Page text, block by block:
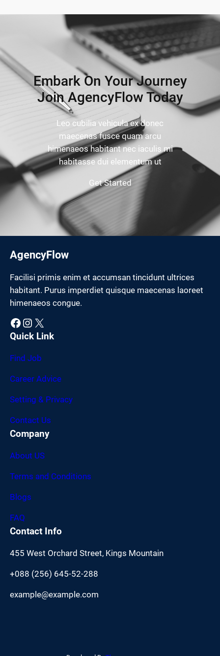
Embark On Your Journey
Join AgencyFlow Today
Leo cubilia vehicula ex donec
maecenas fusce quam arcu
himenaeos habitant nec iaculis mi
habitasse dui elementum ut
Get Started
AgencyFlow
Facilisi primis enim et accumsan tincidunt ultrices
habitant. Purus imperdiet quisque maecenas laoreet
himenaeos congue.
Facebook Instagram X
Quick Link
Find Job
Career Advice
Setting & Privacy
Contact Us
Company
About US
Terms and Conditions
Blogs
FAQ
Contact Info
455 West Orchard Street, Kings Mountain
+088 (256) 645-52-288
example@example.com